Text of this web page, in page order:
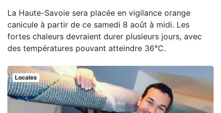
La Haute-Savoie sera placée en vigilance orange
canicule à partir de ce samedi 8 août à midi. Les
fortes chaleurs devraient durer plusieurs jours, avec
des températures pouvant atteindre 36°C.
Locales